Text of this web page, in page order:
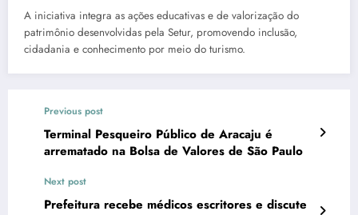
A iniciativa integra as ações educativas e de valorização do
patrimônio desenvolvidas pela Setur, promovendo inclusão,
cidadania e conhecimento por meio do turismo.
Previous post
Terminal Pesqueiro Público de Aracaju é
arrematado na Bolsa de Valores de São Paulo
Next post
Prefeitura recebe médicos escritores e discute